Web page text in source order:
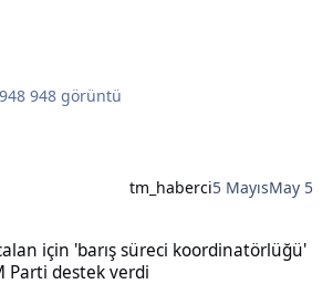
948 görüntü
tm_haberci5 MayısMay 5
için 'barış süreci koordinatörlüğü'
Parti destek verdi